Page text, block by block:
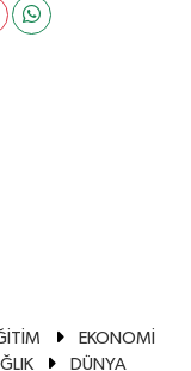
EKONOMİ
DÜNYA